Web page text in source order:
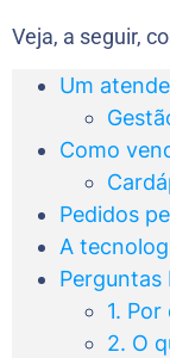
Veja, a seguir,
Um
Como
Pedidos
A
Perguntas
1.
2. O